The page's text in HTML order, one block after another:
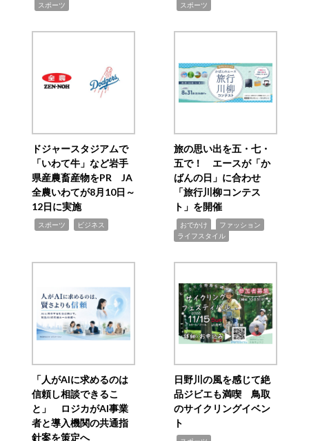
スポーツ スポーツ
ドジャースタジアムで
「いわて牛」など岩手
県産農畜産物をPR JA
全農いわてが8月10日～
12日に実施
スポーツ ビジネス
旅の思い出を五・七・
五で！ エースが「か
ばんの日」に合わせ
「旅行川柳コンテス
ト」を開催
おでかけ ファッション
ライフスタイル
「人がAIに求めるのは
信頼し相談できるこ
と」 ロジカがAI事業
者と導入機関の共通指
針案を策定へ
日野川の風を感じて絶
品ジビエも満喫 鳥取
のサイクリングイベン
ト